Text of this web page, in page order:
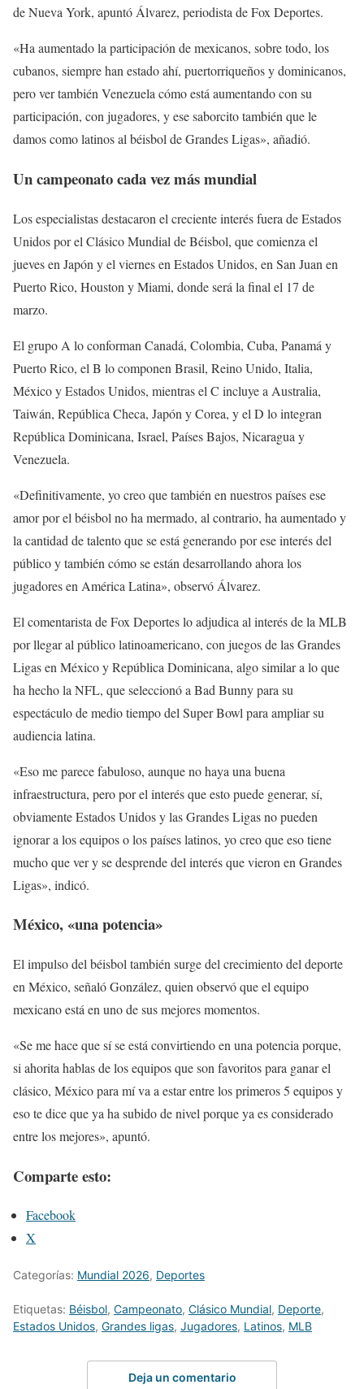
de Nueva York, apuntó Álvarez, periodista de Fox Deportes.
«Ha aumentado la participación de mexicanos, sobre todo, los
cubanos, siempre han estado ahí, puertorriqueños y dominicanos,
pero ver también Venezuela cómo está aumentando con su
participación, con jugadores, y ese saborcito también que le
damos como latinos al béisbol de Grandes Ligas», añadió.
Un campeonato cada vez más mundial
Los especialistas destacaron el creciente interés fuera de Estados
Unidos por el Clásico Mundial de Béisbol, que comienza el
jueves en Japón y el viernes en Estados Unidos, en San Juan en
Puerto Rico, Houston y Miami, donde será la final el 17 de
marzo.
El grupo A lo conforman Canadá, Colombia, Cuba, Panamá y
Puerto Rico, el B lo componen Brasil, Reino Unido, Italia,
México y Estados Unidos, mientras el C incluye a Australia,
Taiwán, República Checa, Japón y Corea, y el D lo integran
República Dominicana, Israel, Países Bajos, Nicaragua y
Venezuela.
«Definitivamente, yo creo que también en nuestros países ese
amor por el béisbol no ha mermado, al contrario, ha aumentado y
la cantidad de talento que se está generando por ese interés del
público y también cómo se están desarrollando ahora los
jugadores en América Latina», observó Álvarez.
El comentarista de Fox Deportes lo adjudica al interés de la MLB
por llegar al público latinoamericano, con juegos de las Grandes
Ligas en México y República Dominicana, algo similar a lo que
ha hecho la NFL, que seleccionó a Bad Bunny para su
espectáculo de medio tiempo del Super Bowl para ampliar su
audiencia latina.
«Eso me parece fabuloso, aunque no haya una buena
infraestructura, pero por el interés que esto puede generar, sí,
obviamente Estados Unidos y las Grandes Ligas no pueden
ignorar a los equipos o los países latinos, yo creo que eso tiene
mucho que ver y se desprende del interés que vieron en Grandes
Ligas», indicó.
México, «una potencia»
El impulso del béisbol también surge del crecimiento del deporte
en México, señaló González, quien observó que el equipo
mexicano está en uno de sus mejores momentos.
«Se me hace que sí se está convirtiendo en una potencia porque,
si ahorita hablas de los equipos que son favoritos para ganar el
clásico, México para mí va a estar entre los primeros 5 equipos y
eso te dice que ya ha subido de nivel porque ya es considerado
entre los mejores», apuntó.
Comparte esto:
Facebook
X
Categorías: Mundial 2026, Deportes
Etiquetas: Béisbol, Campeonato, Clásico Mundial, Deporte,
Estados Unidos, Grandes ligas, Jugadores, Latinos, MLB
Deja un comentario